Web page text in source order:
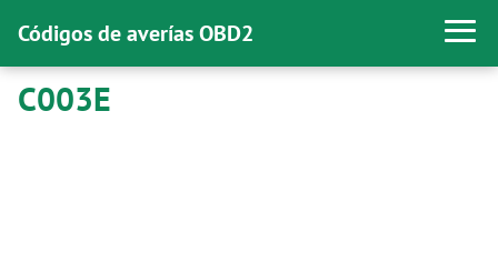
Códigos de averías OBD2
C003E